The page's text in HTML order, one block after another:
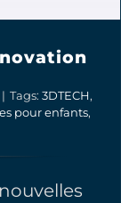
| Tags: 3DTECH,
pour enfants,